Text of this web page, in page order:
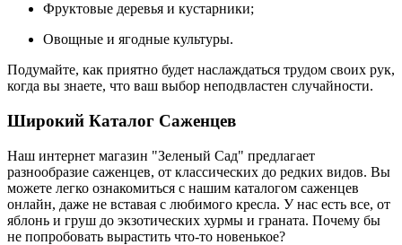
Фруктовые деревья и кустарники;
Овощные и ягодные культуры.
Подумайте, как приятно будет наслаждаться трудом своих рук,
когда вы знаете, что ваш выбор неподвластен случайности.
Широкий Каталог Саженцев
Наш интернет магазин "Зеленый Сад" предлагает
разнообразие саженцев, от классических до редких видов. Вы
можете легко ознакомиться с нашим каталогом саженцев
онлайн, даже не вставая с любимого кресла. У нас есть все, от
яблонь и груш до экзотических хурмы и граната. Почему бы
не попробовать вырастить что-то новенькое?